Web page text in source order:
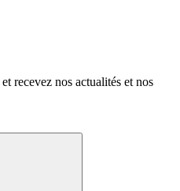
et recevez nos actualités et nos